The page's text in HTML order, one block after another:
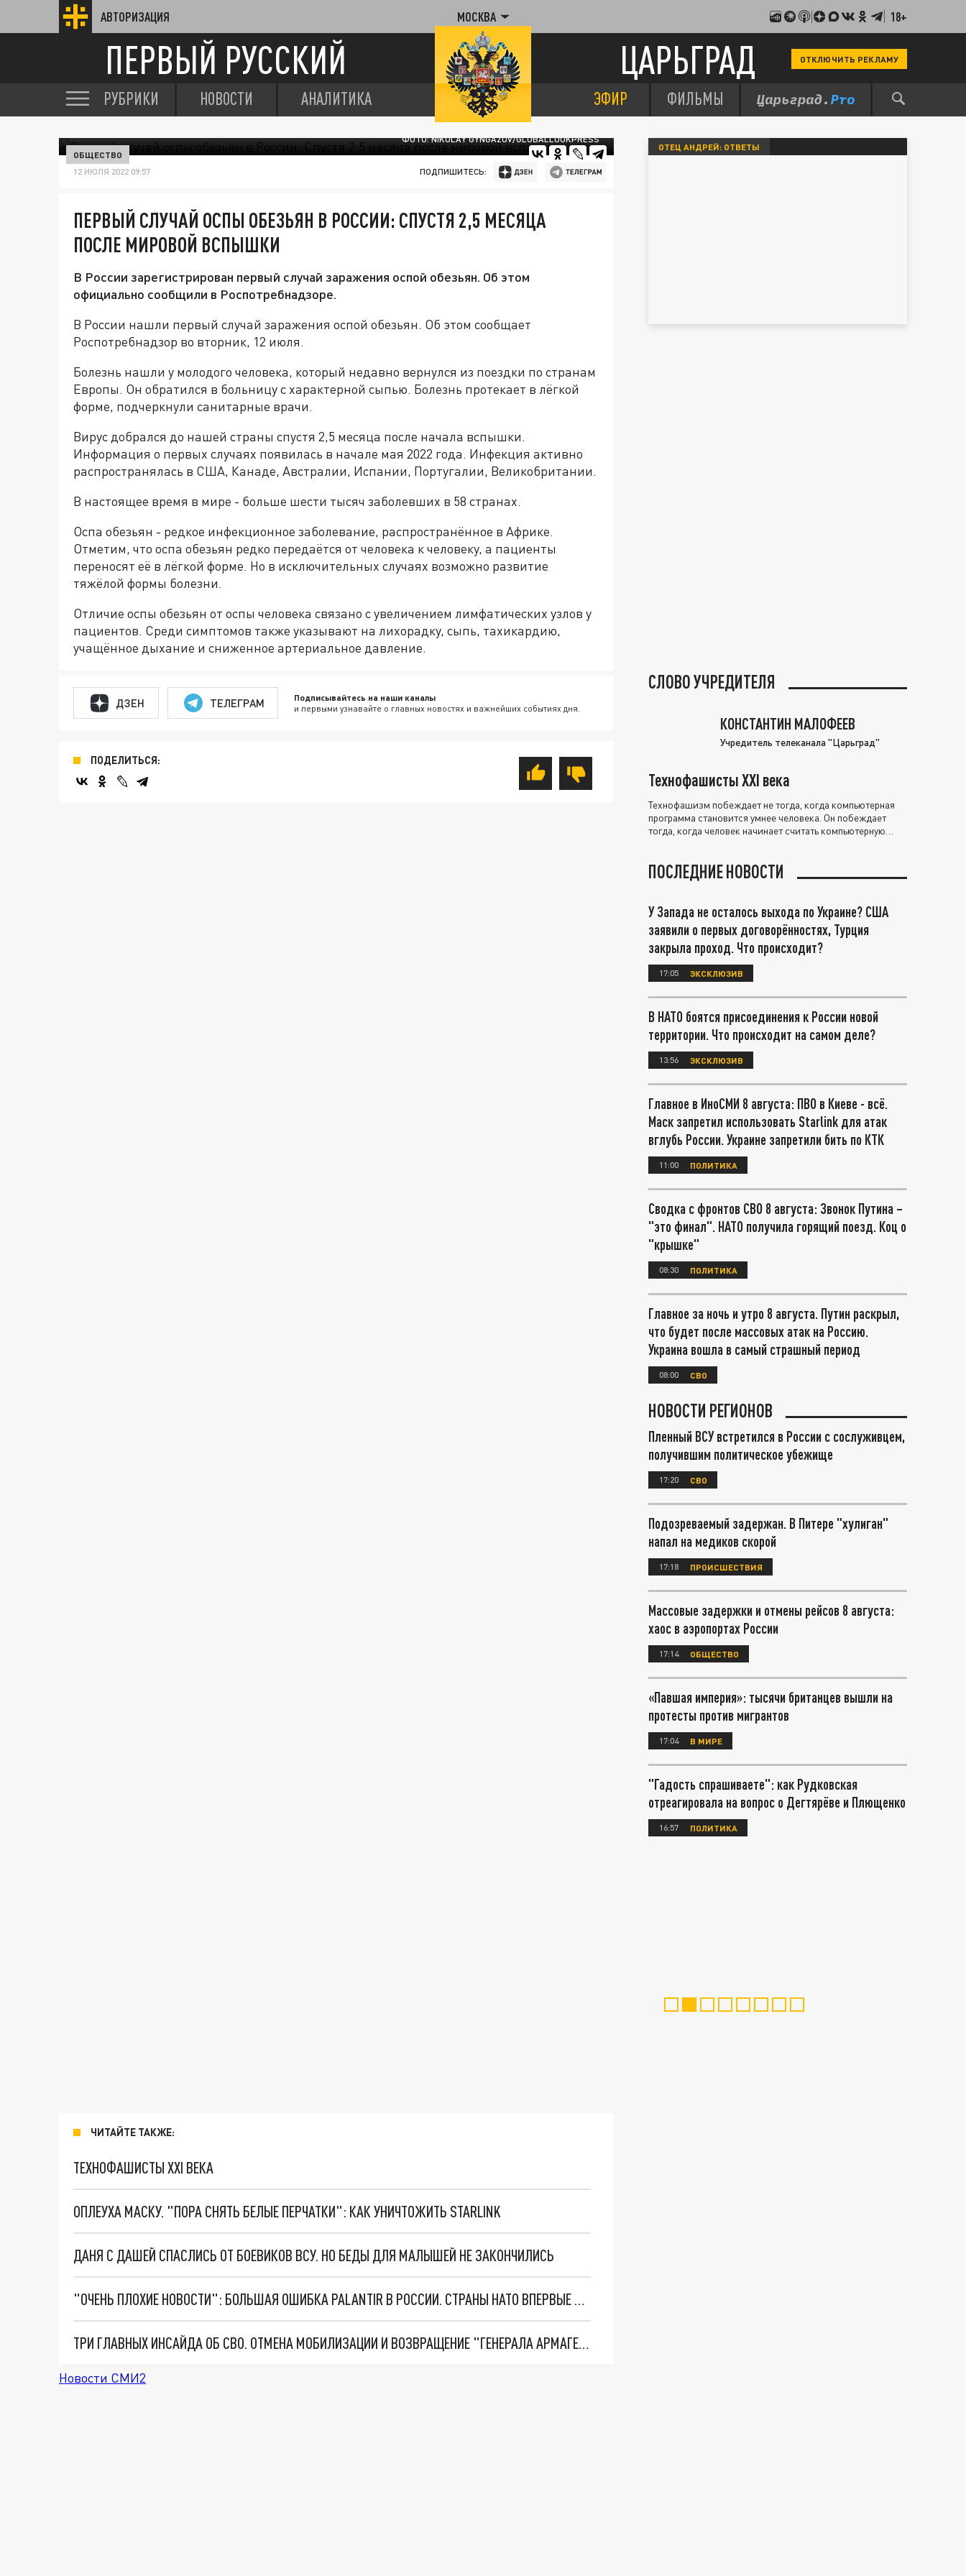
АВТОРИЗАЦИЯ МОСКВА 18+
ПЕРВЫЙ РУССКИЙ ЦАРЬГРАД ОТКЛЮЧИТЬ РЕКЛАМУ
РУБРИКИ НОВОСТИ АНАЛИТИКА ЭФИР ФИЛЬМЫ
ФОТО: NIKOLAY GYNGAZOV/GLOBALLOOKPRESS
ОБЩЕСТВО
12 ИЮЛЯ 2022 09:57 ПОДПИШИТЕСЬ:
ПЕРВЫЙ СЛУЧАЙ ОСПЫ ОБЕЗЬЯН В РОССИИ: СПУСТЯ 2,5 МЕСЯЦА
ПОСЛЕ МИРОВОЙ ВСПЫШКИ
В России зарегистрирован первый случай заражения оспой обезьян. Об этом
официально сообщили в Роспотребнадзоре.
В России нашли первый случай заражения оспой обезьян. Об этом сообщает
Роспотребнадзор во вторник, 12 июля.
Болезнь нашли у молодого человека, который недавно вернулся из поездки по странам
Европы. Он обратился в больницу с характерной сыпью. Болезнь протекает в лёгкой
форме, подчеркнули санитарные врачи.
Вирус добрался до нашей страны спустя 2,5 месяца после начала вспышки.
Информация о первых случаях появилась в начале мая 2022 года. Инфекция активно
распространялась в США, Канаде, Австралии, Испании, Португалии, Великобритании.
В настоящее время в мире - больше шести тысяч заболевших в 58 странах.
Оспа обезьян - редкое инфекционное заболевание, распространённое в Африке.
Отметим, что оспа обезьян редко передаётся от человека к человеку, а пациенты
переносят её в лёгкой форме. Но в исключительных случаях возможно развитие
тяжёлой формы болезни.
Отличие оспы обезьян от оспы человека связано с увеличением лимфатических узлов у
пациентов. Среди симптомов также указывают на лихорадку, сыпь, тахикардию,
учащённое дыхание и сниженное артериальное давление.
ДЗЕН ТЕЛЕГРАМ Подписывайтесь на наши каналы
и первыми узнавайте о главных новостях и важнейших событиях дня.
ПОДЕЛИТЬСЯ:
ЧИТАЙТЕ ТАКЖЕ:
ТЕХНОФАШИСТЫ XXI ВЕКА
ОПЛЕУХА МАСКУ. "ПОРА СНЯТЬ БЕЛЫЕ ПЕРЧАТКИ": КАК УНИЧТОЖИТЬ STARLINK
ДАНЯ С ДАШЕЙ СПАСЛИСЬ ОТ БОЕВИКОВ ВСУ. НО БЕДЫ ДЛЯ МАЛЫШЕЙ НЕ ЗАКОНЧИЛИСЬ
"ОЧЕНЬ ПЛОХИЕ НОВОСТИ": БОЛЬШАЯ ОШИБКА PALANTIR В РОССИИ. СТРАНЫ НАТО ВПЕРВЫЕ ЗА СВО ОСТАНОВИЛИ ПОСТАВКИ ОРУЖИЯ. ВСУ ТЕРЯЮТ ПРИГРАНИЧЬЕ?
ТРИ ГЛАВНЫХ ИНСАЙДА ОБ СВО. ОТМЕНА МОБИЛИЗАЦИИ И ВОЗВРАЩЕНИЕ "ГЕНЕРАЛА АРМАГЕДДОНА"? ОТЛИЧНЫЕ НОВОСТИ, КОТОРЫЕ ЖДАЛИ ВСЕ
Новости СМИ2
ОТЕЦ АНДРЕЙ: ОТВЕТЫ
СЛОВО УЧРЕДИТЕЛЯ
КОНСТАНТИН МАЛОФЕЕВ
Учредитель телеканала "Царьград"
Технофашисты XXI века
Технофашизм побеждает не тогда, когда компьютерная
программа становится умнее человека. Он побеждает
тогда, когда человек начинает считать компьютерную
ПОСЛЕДНИЕ НОВОСТИ
У Запада не осталось выхода по Украине? США
заявили о первых договорённостях, Турция
закрыла проход. Что происходит?
17:05 ЭКСКЛЮЗИВ
В НАТО боятся присоединения к России новой
территории. Что происходит на самом деле?
13:56 ЭКСКЛЮЗИВ
Главное в ИноСМИ 8 августа: ПВО в Киеве - всё.
Маск запретил использовать Starlink для атак
вглубь России. Украине запретили бить по КТК
11:00 ПОЛИТИКА
Сводка с фронтов СВО 8 августа: Звонок Путина –
"это финал". НАТО получила горящий поезд. Коц о
"крышке"
08:30 ПОЛИТИКА
Главное за ночь и утро 8 августа. Путин раскрыл,
что будет после массовых атак на Россию.
Украина вошла в самый страшный период
08:00 СВО
НОВОСТИ РЕГИОНОВ
Пленный ВСУ встретился в России с сослуживцем,
получившим политическое убежище
17:20 СВО
Подозреваемый задержан. В Питере "хулиган"
напал на медиков скорой
17:18 ПРОИСШЕСТВИЯ
Массовые задержки и отмены рейсов 8 августа:
хаос в аэропортах России
17:14 ОБЩЕСТВО
«Павшая империя»: тысячи британцев вышли на
протесты против мигрантов
17:04 В МИРЕ
"Гадость спрашиваете": как Рудковская
отреагировала на вопрос о Дегтярёве и Плющенко
16:57 ПОЛИТИКА